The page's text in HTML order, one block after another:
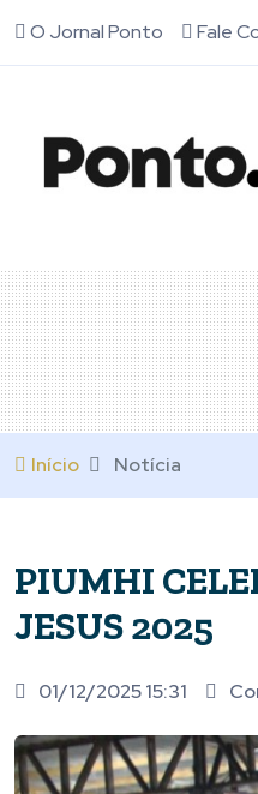
O Jornal Ponto Fale
Início Notícia
PIUMHI
JESUS 2025
01/12/2025 15:31